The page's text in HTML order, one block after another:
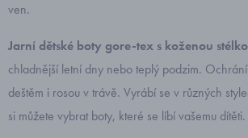
ven.
Jarní dětské boty gore-tex s koženou
chladnější letní dny nebo teplý podzim.
deštěm i rosou v trávě. Vyrábí se v různých
si můžete vybrat boty, které se líbí vašemu dítěti.